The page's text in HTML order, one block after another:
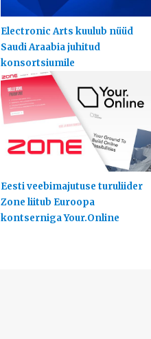
Electronic Arts kuulub nüüd
Saudi Araabia juhitud
konsortsiumile
Eesti veebimajutuse turuliider
Zone liitub Euroopa
kontserniga Your.Online